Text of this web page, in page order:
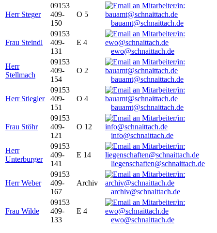
Herr Steger
09153
409-
150
O 5
bauamt@schnaittach.de
Frau Steindl
09153
409-
131
E 4
ewo@schnaittach.de
Herr
Stellmach
09153
409-
154
O 2
bauamt@schnaittach.de
Herr Stiegler
09153
409-
151
O 4
bauamt@schnaittach.de
Frau Stöhr
09153
409-
121
O 12
info@schnaittach.de
Herr
Unterburger
09153
409-
141
E 14
liegenschaften@schnaittach.de
Herr Weber
09153
409-
167
Archiv
archiv@schnaittach.de
Frau Wilde
09153
409-
133
E 4
ewo@schnaittach.de